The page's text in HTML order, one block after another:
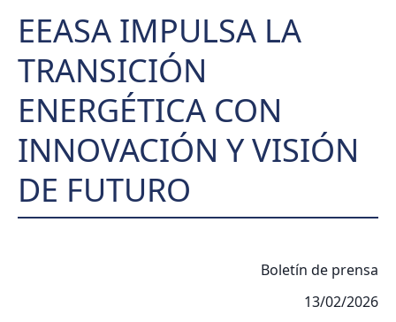
EEASA IMPULSA LA
TRANSICIÓN
ENERGÉTICA CON
INNOVACIÓN Y VISIÓN
DE FUTURO
Boletín de prensa
13/02/2026